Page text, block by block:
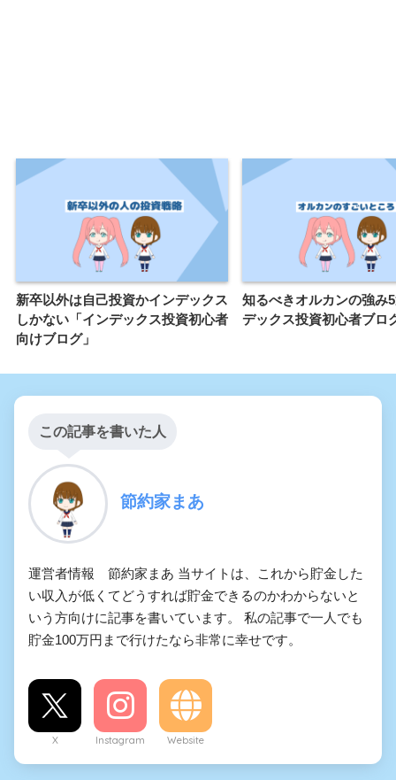
新卒以外は自己投資かインデックス
しかない「インデックス投資初心者
向けブログ」
知るべきオルカンの強み
デックス投資初心者ブロ
この記事を書いた人
節約家まあ
運営者情報 節約家まあ 当サイトは、これから貯金した
い収入が低くてどうすれば貯金できるのかわからないと
いう方向けに記事を書いています。 私の記事で一人でも
貯金100万円まで行けたなら非常に幸せです。
X Instagram Website